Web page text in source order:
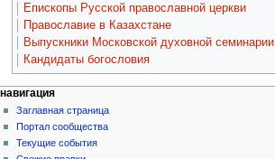
Епископы Русской православной церкви
Православие в Казахстане
Выпускники Московской духовной семинарии
Кандидаты богословия
навигация
Заглавная страница
Портал сообщества
Текущие события